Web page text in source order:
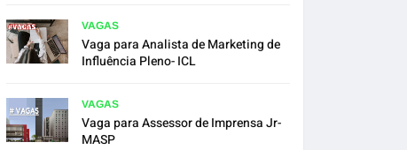
VAGAS
Vaga para Analista de Marketing de
Influência Pleno- ICL
VAGAS
Vaga para Assessor de Imprensa Jr-
MASP